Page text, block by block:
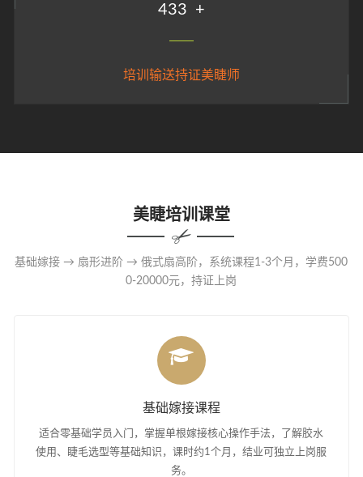
482 +
培训输送持证美睫师
美睫培训课堂
基础嫁接 → 扇形进阶 → 俄式扇高阶，系统课程1-3个月，学费500
0-20000元，持证上岗
基础嫁接课程
适合零基础学员入门，掌握单根嫁接核心操作手法，了解胶水
使用、睫毛选型等基础知识，课时约1个月，结业可独立上岗服
务。